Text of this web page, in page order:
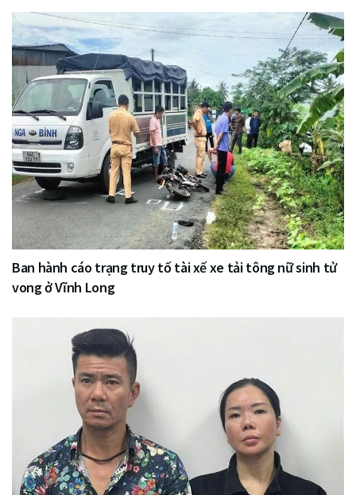
Ban hành cáo trạng truy tố tài xế xe tải tông nữ sinh tử
vong ở Vĩnh Long